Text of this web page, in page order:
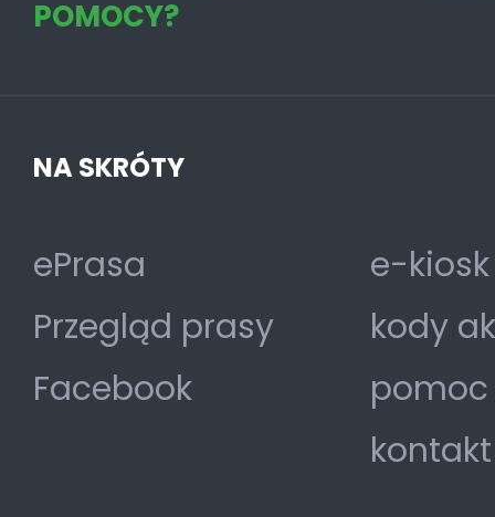
POMOCY?
NA SKRÓTY
ePrasa
Przegląd prasy
Facebook
e-
kody
pomoc
kontakt